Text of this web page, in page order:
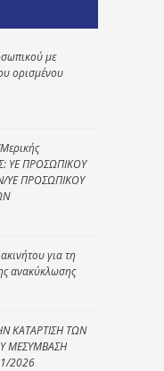
με
ορισμένου
ΥΕ ΠΡΟΣΩΠΙΚΟΥ
ΥΕ ΠΡΟΣΩΠΙΚΟΥ
για τη
ανακύκλωσης
ΚΑΤΑΡΤΙΣΗ ΤΩΝ
ΜΕΣΥΜΒΑΣΗ
2026